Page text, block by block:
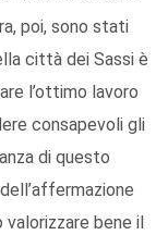
poi, sono stati
città dei Sassi è
l’ottimo lavoro
consapevoli gli
di questo
bene il